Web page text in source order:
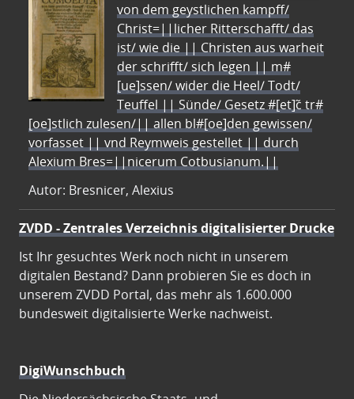
von dem geystlichen kampff/
Christ=||licher Ritterschafft/ das
ist/ wie die || Christen aus warheit
der schrifft/ sich legen || m#
[ue]ssen/ wider die Heel/ Todt/
Teuffel || Sünde/ Gesetz #[et]c̃ tr#
[oe]stlich zulesen/|| allen bl#[oe]den gewissen/
vorfasset || vnd Reymweis gestellet || durch
Alexium Bres=||nicerum Cotbusianum.||
Autor: Bresnicer, Alexius
ZVDD - Zentrales Verzeichnis digitalisierter Drucke
Ist Ihr gesuchtes Werk noch nicht in unserem
digitalen Bestand? Dann probieren Sie es doch in
unserem ZVDD Portal, das mehr als 1.600.000
bundesweit digitalisierte Werke nachweist.
DigiWunschbuch